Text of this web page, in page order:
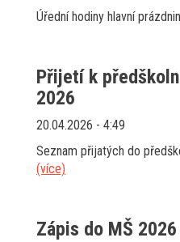
Úřední hodiny hlavní
Přijetí k
2026
20.04.2026 - 4:49
Seznam přijatých do
(více)
Zápis do MŠ 2026